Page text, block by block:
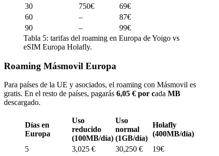
30
750€
69€
60
–
87€
90
–
99€
Tabla 5: tarifas del roaming en Europa de Yoigo vs
eSIM Europa Holafly.
Roaming Másmovil Europa
Para países de la UE y asociados, el roaming con Másmovil es
gratis. En el resto de países, pagarás 6,05 € por cada MB
descargado.
Días en
Europa
Uso
reducido
(100MB/día)
Uso
normal
(1GB/día)
Holafly
(400MB/día)
5
3,025 € 30,250 €
19€